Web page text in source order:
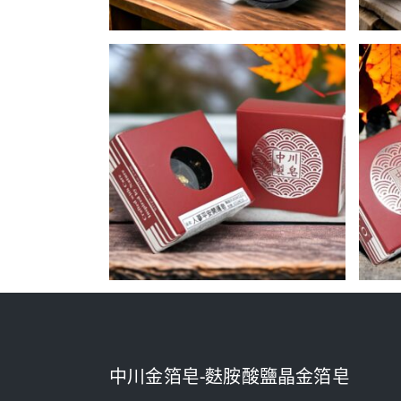
中川金箔皂-麩胺酸鹽晶金箔皂